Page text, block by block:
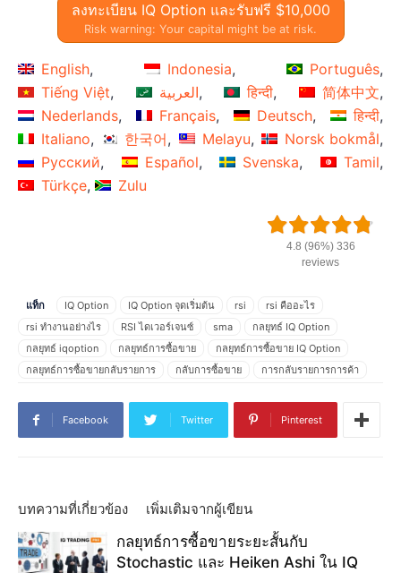
ลงทะเบียน IQ Option และรับฟรี $10,000
Risk warning: Your capital might be at risk.
English Indonesia
Português
Tiếng Việt
العربية हिन्दी
简体中文
Nederlands
Français Deutsch
हिन्दी
Italiano
한국어 Melayu
Norsk bokmål
Русский
Español Svenska
Tamil
Türkçe
Zulu
4.8 (96%) 336
reviews
แท็ก IQ Option IQ Option จุดเริ่มต้น rsi
rsi คืออะไร
rsi ทำงานอย่างไร
RSI ไดเวอร์เจนซ์ sma
กลยุทธ์ IQ Option
กลยุทธ์ iqoption
กลยุทธ์การซื้อขาย
กลยุทธ์การซื้อขาย IQ Option
กลยุทธ์การซื้อขายกลับรายการ
กลับการซื้อขาย
การกลับรายการการค้า
การตั้งค่าพื้นฐานของrsi
การวิเคราะห์จุดเริ่มต้น
ขายมากเกินไป
ขายเกิน 30 ค่าเฉลี่ยเคลื่อนที่
ซื้อมากเกินไป rsi
ตัวบ่งชี้ rsi มันทำงานอย่างไร
วิธีการค้า rsi
วิธีการซื้อขาย
วิธีการตั้งค่า rsi วิธีการทำงานของตัวบ่งชี้ RSI
เทคนิคการเทรด
เทรด IQ Option เอมะ ใช้rsi ใช้ตัวบ่งชี้ RSI
Facebook Twitter Pinterest
บทความที่เกี่ยวข้อง เพิ่มเติมจากผู้เขียน
กลยุทธ์การซื้อขายระยะสั้นกับ
Stochastic และ Heiken Ashi ใน IQ